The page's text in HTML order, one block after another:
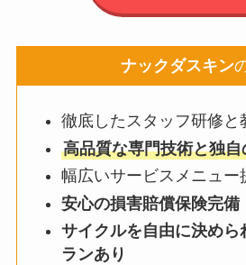
ナックダスキン
徹底したスタッフ研修と
高品質な専門技術と独
幅広いサービスメニュー
安心の損害賠償保険完備
サイクルを自由に決めら
ランあり